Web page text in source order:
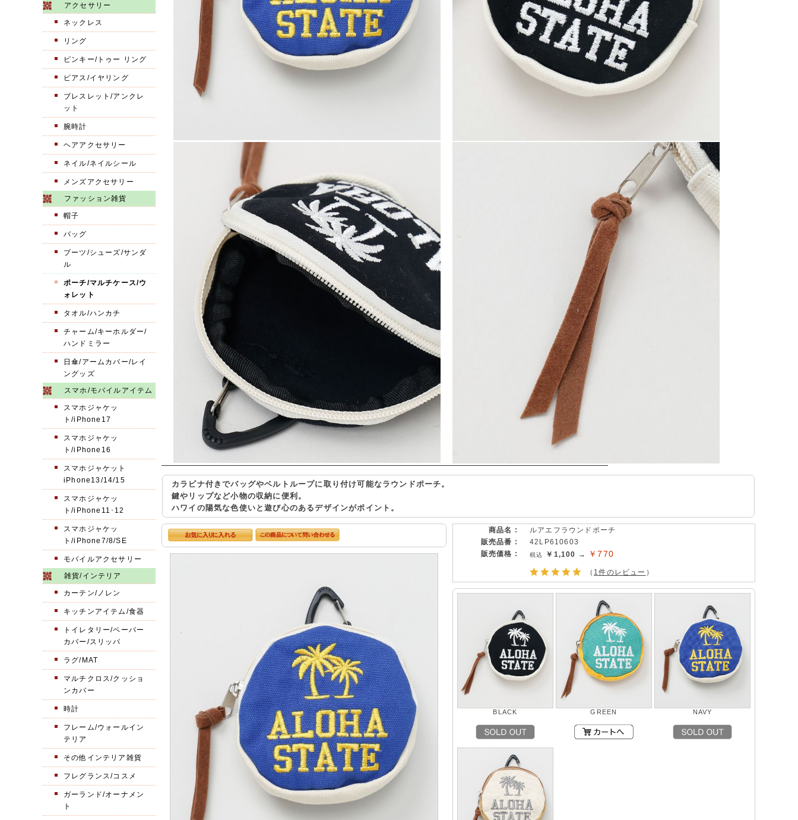
カラビナ付きでバッグやベルトループに取り付け可能なラウンドポーチ。
鍵やリップなど小物の収納に便利。
ハワイの陽気な色使いと遊び心のあるデザインがポイント。
商品名 :
ルアエフラウンドポーチ
販売品番 :
42LP610603
販売価格 :
￥1,100 → ￥770
（ 1件のレビュー ）
BLACK GREEN NAVY
アクセサリー
ネックレス
リング
ピンキー/トゥー リング
ピアス/イヤリング
ブレスレット/アンクレ
ット
腕時計
ヘアアクセサリー
ネイル/ネイルシール
メンズアクセサリー
ファッション雑貨
帽子
バッグ
ブーツ/シューズ/サンダ
ル
ポーチ/マルチケース/ウ
ォレット
タオル/ハンカチ
チャーム/キーホルダー/
ハンドミラー
日傘/アームカバー/レイ
ングッズ
スマホ/モバイルアイテム
スマホジャケッ
ト/iPhone17
スマホジャケッ
ト/iPhone16
スマホジャケット
iPhone13/14/15
スマホジャケッ
ト/iPhone11･12
スマホジャケッ
ト/iPhone7/8/SE
モバイルアクセサリー
雑貨/インテリア
カーテン/ノレン
キッチンアイテム/食器
トイレタリー/ペーパー
カバー/スリッパ
ラグ/MAT
マルチクロス/クッショ
ンカバー
時計
フレーム/ウォールイン
テリア
その他インテリア雑貨
フレグランス/コスメ
ガーランド/オーナメン
ト